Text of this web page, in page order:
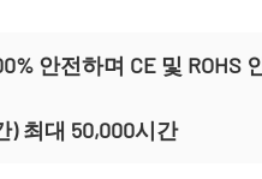
안전하며 CE 및 ROHS
) 최대 50,000시간